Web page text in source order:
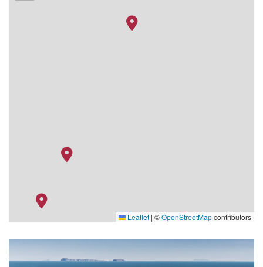
Leaflet | ©OpenStreetMapcontributors